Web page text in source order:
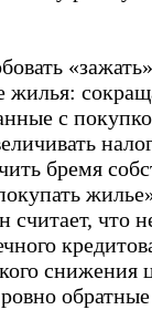
жилья:
с
бремя
считает, что
снижения